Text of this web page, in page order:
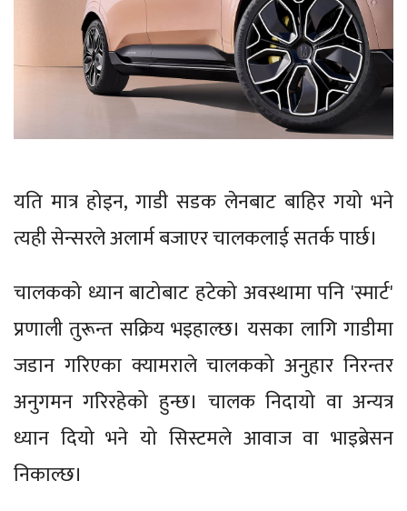
यति मात्र होइन, गाडी सडक लेनबाट बाहिर गयो भने
त्यही सेन्सरले अलार्म बजाएर चालकलाई सतर्क पार्छ।
चालकको ध्यान बाटोबाट हटेको अवस्थामा पनि 'स्मार्ट'
प्रणाली तुरून्त सक्रिय भइहाल्छ। यसका लागि गाडीमा
जडान गरिएका क्यामराले चालकको अनुहार निरन्तर
अनुगमन गरिरहेको हुन्छ। चालक निदायो वा अन्यत्र
ध्यान दियो भने यो सिस्टमले आवाज वा भाइब्रेसन
निकाल्छ।